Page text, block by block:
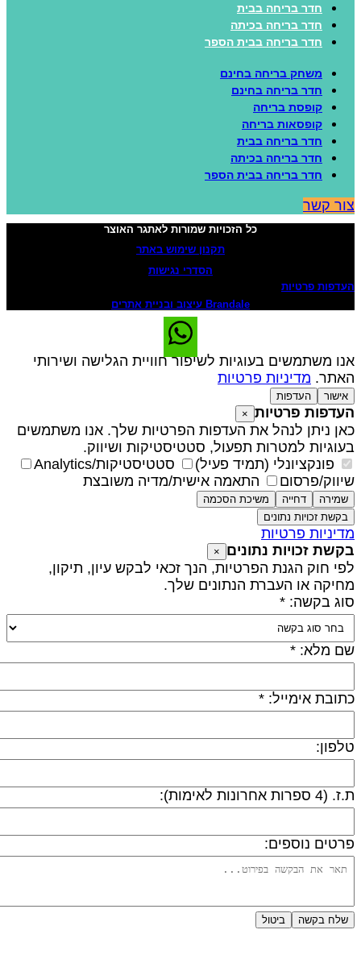
חדר בריחה בבית
חדר בריחה בכיתה
חדר בריחה בבית הספר
משחק בריחה בחינם
חדר בריחה בחינם
קופסת בריחה
קופסאות בריחה
חדר בריחה בבית
חדר בריחה בכיתה
חדר בריחה בבית הספר
קשר
כל הזכויות שמורות לאתגר האוצר
תקנון שימוש באתר
הסדרי נגישות
פרטיות
Brandale עיצוב ובניית אתרים
משתמשים בעוגיות לשיפור חוויית הגלישה ושירותי
מדיניות פרטיות
אישור העדפות
פרטיות ×
ניתן לנהל את העדפות הפרטיות שלך. אנו משתמשים
למטרות תפעול, סטטיסטיקות ושיווק.
פונקציונלי (תמיד פעיל)
סטטיסטיקות/Analytics
פרסום
התאמה אישית/מדיה משובצת
שמירה דחייה
משיכת הסכמה
בקשת זכויות נתונים
פרטיות
זכויות נתונים
חוק הגנת הפרטיות, הנך זכאי לבקש עיון, תיקון,
או העברת הנתונים שלך.
בקשה: *
מלא: *
אימייל: *
ספרות אחרונות לאימות):
נוספים:
שלח בקשה ביטול